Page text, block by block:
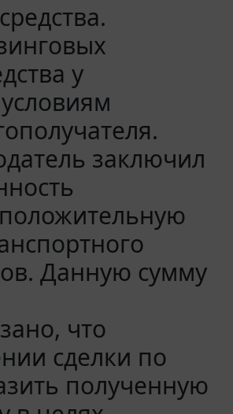
у
заключил
Данную сумму
что
сделки по
полученную